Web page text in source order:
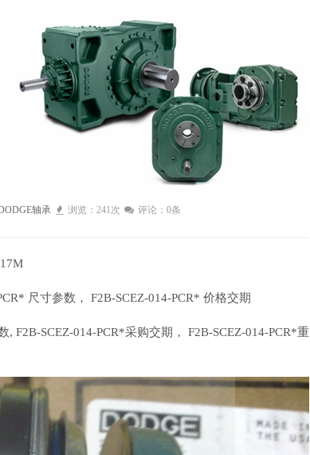
减速机 071329 EF4B-IP-300RE
减速机 071329 EF4B-IP-300RE
轴承 浏览：241次 评论：0条
尺寸参数， F2B-SCEZ-014-PCR* 价格交期
F2B-SCEZ-014-PCR*采购交期， F2B-SCEZ-014-PCR*重